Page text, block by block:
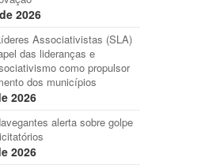
2026
Associativistas (SLA)
das lideranças e
como propulsor
dos municípios
2026
alerta sobre golpe
2026